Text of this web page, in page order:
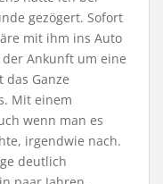
gezögert. Sofort
mit ihm ins Auto
Ankunft um eine
Ganze
Mit einem
wenn man es
irgendwie nach.
deutlich